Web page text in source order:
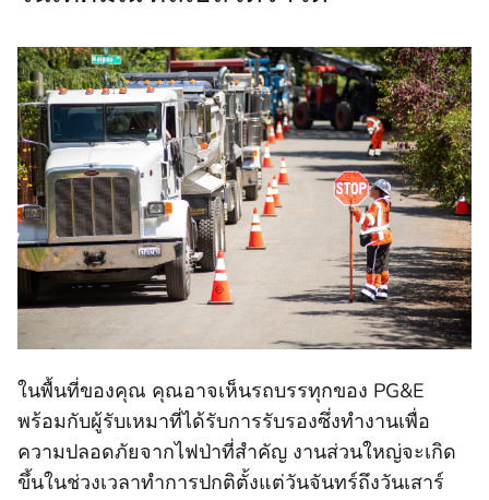
ในพื้นที่ของคุณ คุณอาจเห็นรถบรรทุกของ PG&E
พร้อมกับผู้รับเหมาที่ได้รับการรับรองซึ่งทํางานเพื่อ
ความปลอดภัยจากไฟป่าที่สําคัญ งานส่วนใหญ่จะเกิด
ขึ้นในช่วงเวลาทําการปกติตั้งแต่วันจันทร์ถึงวันเสาร์